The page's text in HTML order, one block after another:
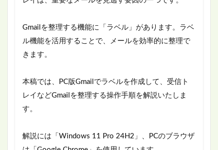
Gmailを整理する機能に「ラベル」があります。ラベ
ル機能を活用することで、メールを効率的に整理で
きます。
本稿では、PC版Gmailでラベルを作成して、受信ト
レイなどGmailを整理する操作手順を解説いたしま
す。
解説には「Windows 11 Pro 24H2」、PCのブラウザ